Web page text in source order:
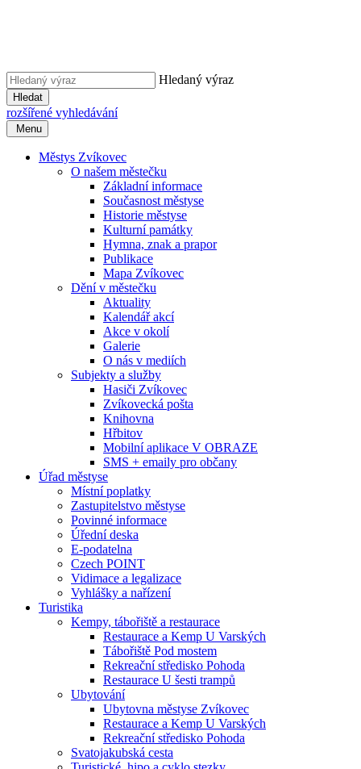
Hledaný výraz
Hledat
rozšířené vyhledávání
Menu
Městys Zvíkovec
O našem městečku
Základní informace
Současnost městyse
Historie městyse
Kulturní památky
Hymna, znak a prapor
Publikace
Mapa Zvíkovec
Dění v městečku
Aktuality
Kalendář akcí
Akce v okolí
Galerie
O nás v mediích
Subjekty a služby
Hasiči Zvíkovec
Zvíkovecká pošta
Knihovna
Hřbitov
Mobilní aplikace V OBRAZE
SMS + emaily pro občany
Úřad městyse
Místní poplatky
Zastupitelstvo městyse
Povinné informace
Úřední deska
E-podatelna
Czech POINT
Vidimace a legalizace
Vyhlášky a nařízení
Turistika
Kempy, tábořiště a restaurace
Restaurace a Kemp U Varských
Tábořiště Pod mostem
Rekreační středisko Pohoda
Restaurace U šesti trampů
Ubytování
Ubytovna městyse Zvíkovec
Restaurace a Kemp U Varských
Rekreační středisko Pohoda
Svatojakubská cesta